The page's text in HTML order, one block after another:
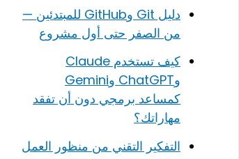
دليل Git وGitHub للمبتدئين —
من الصفر حتى أول مشروع
كيف تستخدم Claude
وChatGPT وGemini
كمساعد برمجي دون أن تفقد
مهاراتك؟
التفكير التقني من منظور العمل